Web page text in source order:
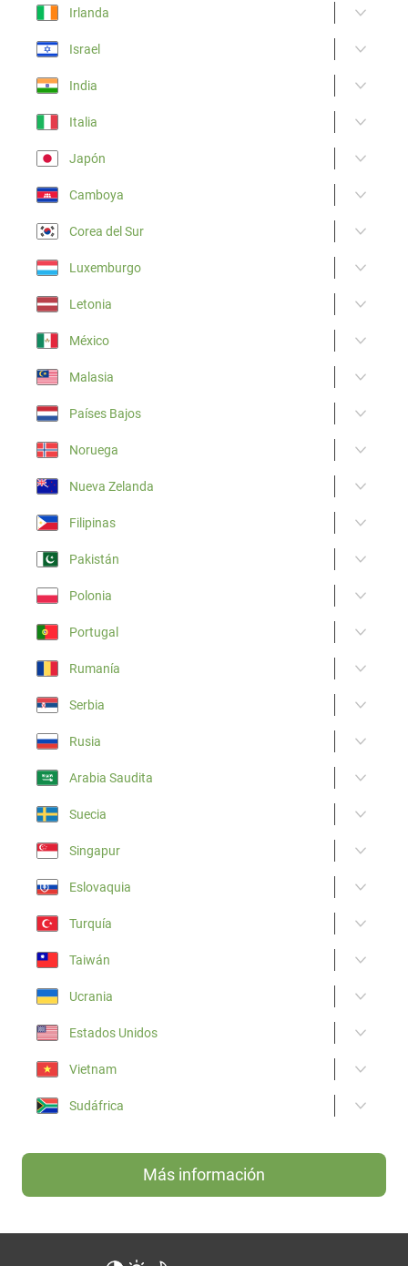
Irlanda
Israel
India
Italia
Japón
Camboya
Corea del Sur
Luxemburgo
Letonia
México
Malasia
Países Bajos
Noruega
Nueva Zelanda
Filipinas
Pakistán
Polonia
Portugal
Rumanía
Serbia
Rusia
Arabia Saudita
Suecia
Singapur
Eslovaquia
Turquía
Taiwán
Ucrania
Estados Unidos
Vietnam
Sudáfrica
Más información